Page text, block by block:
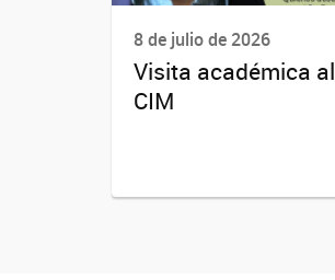
8 de julio de 2026
Visita académica al
CIM